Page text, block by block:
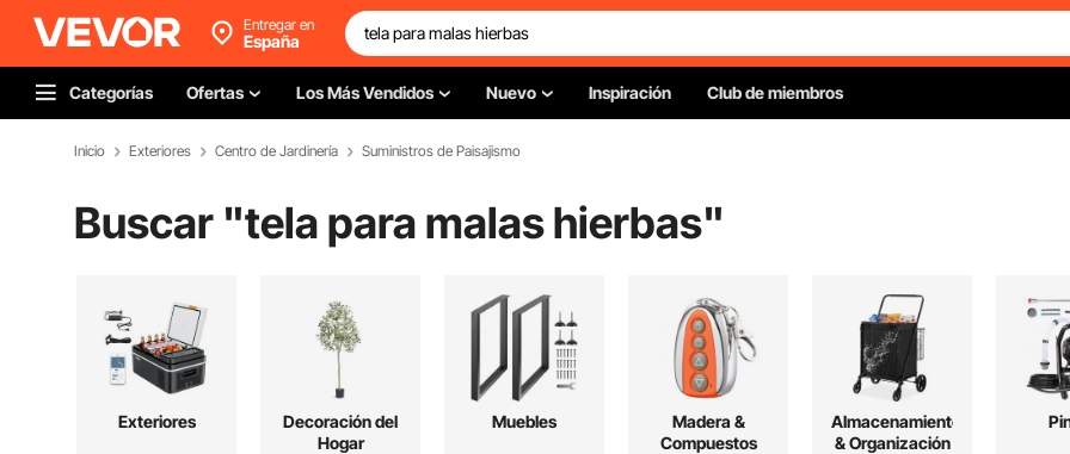
Entregar en
España
Categorías Ofertas Los Más Vendidos Nuevo Inspiración Club de miembros
Inicio Exteriores Centro de Jardinería Suministros de Paisajismo
Buscar "tela para malas hierbas"
Exteriores
Decoración del
Hogar
Muebles
Madera &
Compuestos
Almacenamiento
& Organización